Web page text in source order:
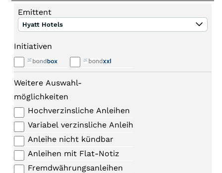
Emittent
Hyatt Hotels
Initiativen
Weitere Auswahl-
möglichkeiten
Hochverzinsliche Anleihen
Variabel verzinsliche Anleihen
Anleihe nicht kündbar
Anleihen mit Flat-Notiz
Fremdwährungsanleihen